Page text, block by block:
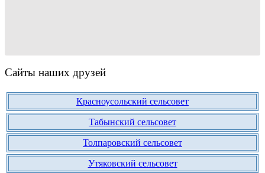
Сайты наших друзей
Красноусольский сельсовет
Табынский сельсовет
Толпаровский сельсовет
Утяковский сельсовет